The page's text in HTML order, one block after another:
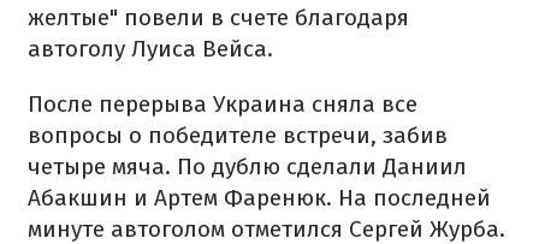
желтые" повели в счете благодаря
автоголу Луиса Вейса.
После перерыва Украина сняла все
вопросы о победителе встречи, забив
четыре мяча. По дублю сделали Даниил
Абакшин и Артем Фаренюк. На последней
минуте автоголом отметился Сергей Журба.